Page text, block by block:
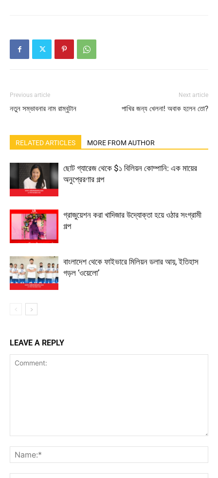
Previous article
নতুন সম্ভাবনার নাম রাম্বুটান
Next article
পাখির জন্য খেলনা! অবাক হলেন তো?
RELATED ARTICLES MORE FROM AUTHOR
ছোট গ্যারেজ থেকে $১ বিলিয়ন কোম্পানি: এক মায়ের
অনুপ্রেরণার গল্প
গ্রাজুয়েশন করা খাদিজার উদ্যোক্তা হয়ে ওঠার সংগ্রামী
গল্প
বাংলাদেশ থেকে ফাইভারে মিলিয়ন ডলার আয়, ইতিহাস
গড়ল ‘ওয়েলো’
LEAVE A REPLY